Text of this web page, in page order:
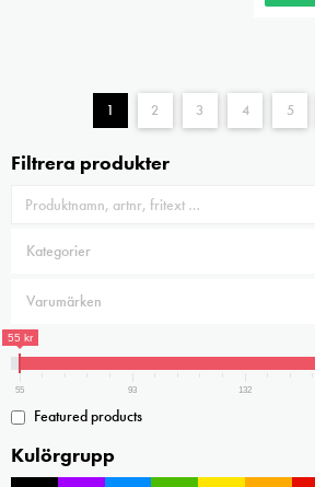
1 2 3 4 5
Filtrera produkter
55 kr
55 93 132
Featured products
Kulörgrupp